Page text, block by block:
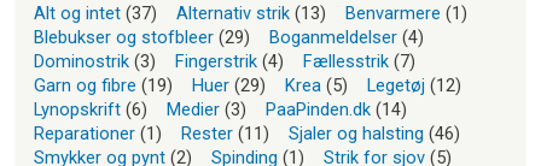
Alt og intet (37) Alternativ strik (13) Benvarmere (1)
Blebukser og stofbleer (29) Boganmeldelser (4)
Dominostrik (3) Fingerstrik (4) Fællesstrik (7)
Garn og fibre (19) Huer (29) Krea (5) Legetøj (12)
Lynopskrift (6) Medier (3) PaaPinden.dk (14)
Reparationer (1) Rester (11) Sjaler og halsting (46)
Smykker og pynt (2) Spinding (1) Strik for sjov (5)